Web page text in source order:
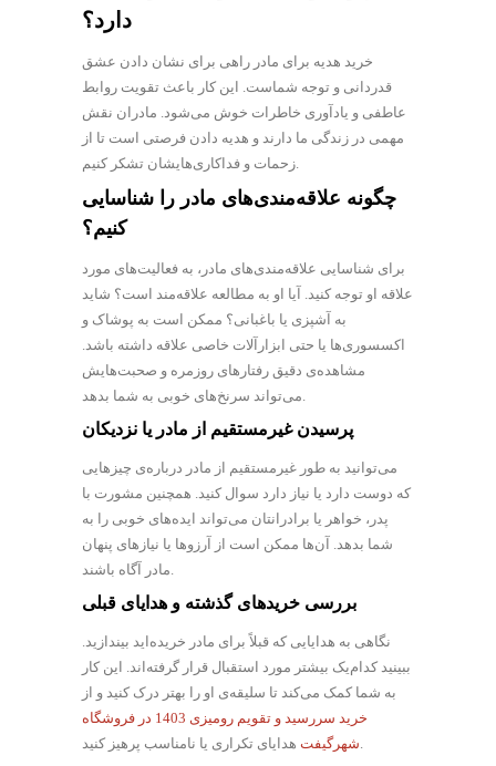
دارد؟
خرید هدیه برای مادر راهی برای نشان دادن عشق
قدردانی و توجه شماست. این کار باعث تقویت روابط
عاطفی و یادآوری خاطرات خوش می‌شود. مادران نقش
مهمی در زندگی ما دارند و هدیه دادن فرصتی است تا از
زحمات و فداکاری‌هایشان تشکر کنیم.
چگونه علاقه‌مندی‌های مادر را شناسایی
کنیم؟
برای شناسایی علاقه‌مندی‌های مادر، به فعالیت‌های مورد
علاقه او توجه کنید. آیا او به مطالعه علاقه‌مند است؟ شاید
به آشپزی یا باغبانی؟ ممکن است به پوشاک و
اکسسوری‌ها یا حتی ابزارآلات خاصی علاقه داشته باشد.
مشاهده‌ی دقیق رفتارهای روزمره و صحبت‌هایش
می‌تواند سرنخ‌های خوبی به شما بدهد.
پرسیدن غیرمستقیم از مادر یا نزدیکان
می‌توانید به طور غیرمستقیم از مادر درباره‌ی چیزهایی
که دوست دارد یا نیاز دارد سوال کنید. همچنین مشورت با
پدر، خواهر یا برادرانتان می‌تواند ایده‌های خوبی را به
شما بدهد. آن‌ها ممکن است از آرزوها یا نیازهای پنهان
مادر آگاه باشند.
بررسی خریدهای گذشته و هدایای قبلی
نگاهی به هدایایی که قبلاً برای مادر خریده‌اید بیندازید.
ببینید کدام‌یک بیشتر مورد استقبال قرار گرفته‌اند. این کار
به شما کمک می‌کند تا سلیقه‌ی او را بهتر درک کنید و از
خرید سررسید و تقویم رومیزی 1403 در فروشگاه
شهرگیفتهدایای تکراری یا نامناسب پرهیز کنید.